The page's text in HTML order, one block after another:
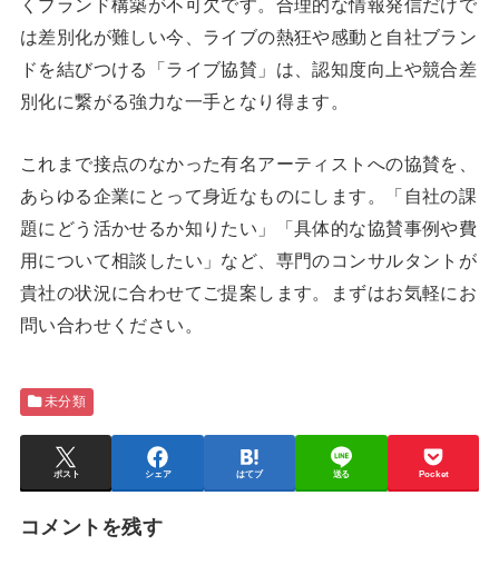
くブランド構築が不可欠です。合理的な情報発信だけで
は差別化が難しい今、ライブの熱狂や感動と自社ブラン
ドを結びつける「ライブ協賛」は、認知度向上や競合差
別化に繋がる強力な一手となり得ます。
これまで接点のなかった有名アーティストへの協賛を、
あらゆる企業にとって身近なものにします。「自社の課
題にどう活かせるか知りたい」「具体的な協賛事例や費
用について相談したい」など、専門のコンサルタントが
貴社の状況に合わせてご提案します。まずはお気軽にお
問い合わせください。
未分類
ポスト シェア はてブ 送る Pocket
コメントを残す